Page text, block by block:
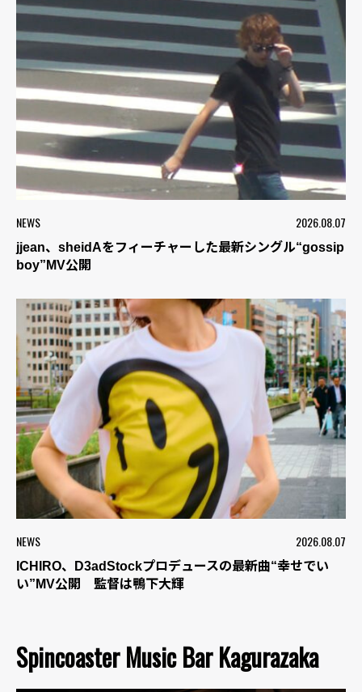
NEWS 2026.08.07
jjean、sheidAをフィーチャーした最新シングル“gossip
boy”MV公開
NEWS 2026.08.07
ICHIRO、D3adStockプロデュースの最新曲“幸せでい
い”MV公開 監督は鴨下大輝
Spincoaster Music Bar Kagurazaka